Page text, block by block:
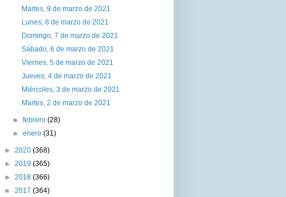
Martes, 9 de marzo de 2021
Lunes, 8 de marzo de 2021
Domingo, 7 de marzo de 2021
Sábado, 6 de marzo de 2021
Viernes, 5 de marzo de 2021
Jueves, 4 de marzo de 2021
Miércoles, 3 de marzo de 2021
Martes, 2 de marzo de 2021
►febrero(28)
►enero(31)
► 2020 (368)
► 2019 (365)
► 2018 (366)
► 2017 (364)